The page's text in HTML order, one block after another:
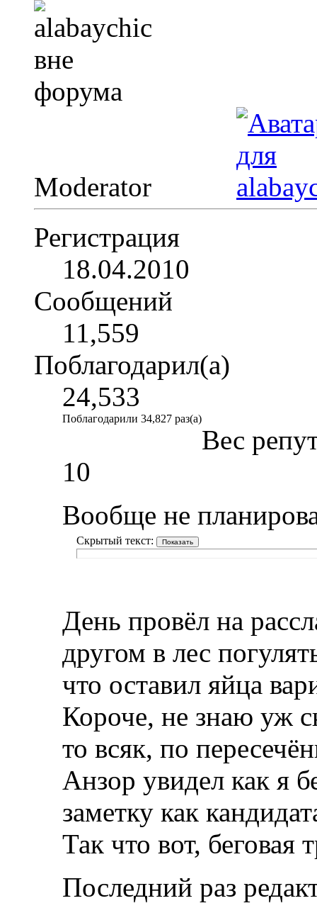
Moderator
Регистрация
18.04.2010
Сообщений
11,559
Поблагодарил(а)
24,533
Поблагодарили 34,827 раз(а)
Вес
10
Вообще не
Скрытый текст:
День провёл на
другом в лес
что оставил яйца
Короче, не знаю уж
то всяк, по
Анзор увидел как я
заметку как
Так что вот, беговая
Последний раз